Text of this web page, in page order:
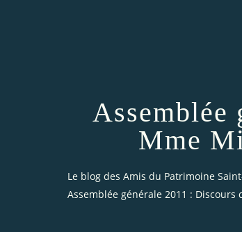
Assemblée
Mme
Le blog des Amis du Patrimoine
Assemblée générale 2011 :